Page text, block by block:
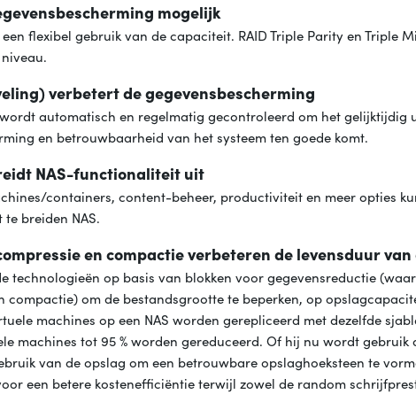
mogelijk
flexibel gebruik van de capaciteit. RAID Triple Parity en Triple
verbetert de gegevensbescherming
automatisch en regelmatig gecontroleerd om het gelijktijdig
en betrouwbaarheid van het systeem ten goede komt.
NAS-functionaliteit uit
containers, content-beheer, productiviteit en meer opties
breiden NAS.
en compactie verbeteren de levensduur van
technologieën op basis van blokken voor gegevensreductie
compactie) om de bestandsgrootte te beperken, op
machines op een NAS worden gerepliceerd met dezelfde
machines tot 95 % worden gereduceerd. Of hij nu wordt
van de opslag om een betrouwbare opslaghoeksteen te
een betere kostenefficiëntie terwijl zowel de random